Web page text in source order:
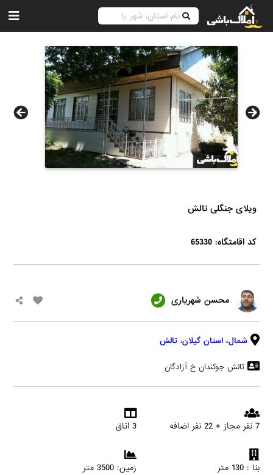
ویلای جنگلی تالش
کد اقامتگاه: 65330
محسن شهریاری
شمال، استان گیلان، تالش
تالش جوکندان خ آزادگان
7 نفر مجاز + 22 نفر اضافه 3 اتاق
بنا : 130 متر زمین: 3500 متر